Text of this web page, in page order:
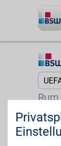
Jetzt
☎